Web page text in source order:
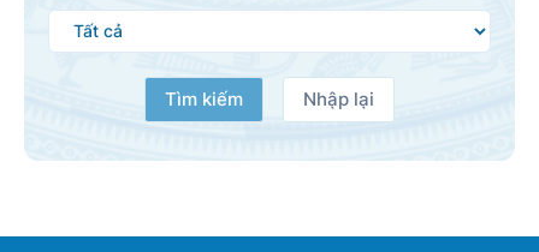
Tìm kiếm Nhập lại